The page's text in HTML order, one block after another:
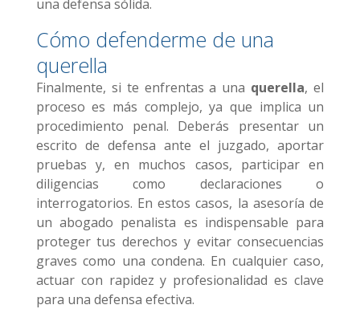
una defensa sólida.
Cómo defenderme de una
querella
Finalmente, si te enfrentas a una querella, el
proceso es más complejo, ya que implica un
procedimiento penal. Deberás presentar un
escrito de defensa ante el juzgado, aportar
pruebas y, en muchos casos, participar en
diligencias como declaraciones o
interrogatorios. En estos casos, la asesoría de
un abogado penalista es indispensable para
proteger tus derechos y evitar consecuencias
graves como una condena. En cualquier caso,
actuar con rapidez y profesionalidad es clave
para una defensa efectiva.